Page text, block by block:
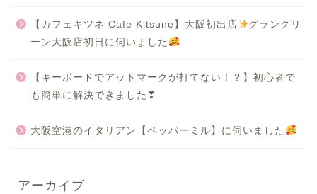
【カフェキツネ Cafe Kitsune】大阪初出店
グラングリ
ーン大阪店初日に伺いました
【キーボードでアットマークが打てない！？】初心者で
も簡単に解決できました❣
大阪空港のイタリアン【ペッパーミル】に伺いました
アーカイブ